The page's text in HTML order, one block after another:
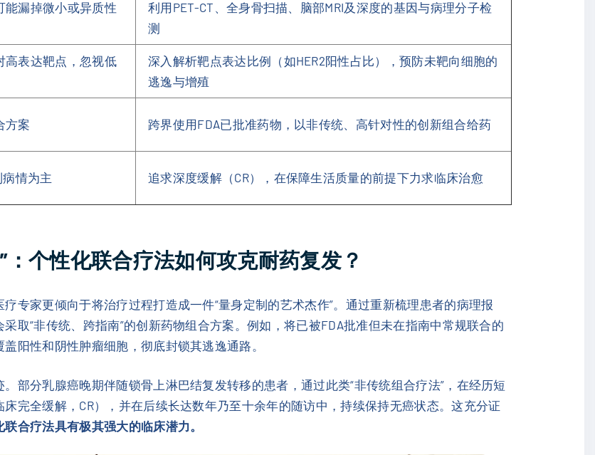
能漏掉微小或异质性
利用PET-CT、全身骨扫描、脑部MRI及深度的基因与病理分子检
测
高表达靶点，忽视低
深入解析靶点表达比例（如HER2阳性占比），预防未靶向细胞的
逃逸与增殖
方案 跨界使用FDA已批准药物，以非传统、高针对性的创新组合给药
情为主 追求深度缓解（CR），在保障生活质量的前提下力求临床治愈
个性化联合疗法如何攻克耐药复发？
专家更倾向于将治疗过程打造成一件“量身定制的艺术杰作”。通过重新梳理患者的病理报
取“非传统、跨指南”的创新药物组合方案。例如，将已被FDA批准但未在指南中常规联合的
阳性和阴性肿瘤细胞，彻底封锁其逃逸通路。
部分乳腺癌晚期伴随锁骨上淋巴结复发转移的患者，通过此类“非传统组合疗法”，在经历短
完全缓解，CR），并在后续长达数年乃至十余年的随访中，持续保持无癌状态。这充分证
合疗法具有极其强大的临床潜力。